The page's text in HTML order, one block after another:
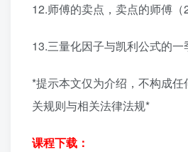
12.师傅的卖点，卖点的师傅
13.三量化因子与凯利公式的
*提示本文仅为介绍，不构成
关规则与相关法律法规*
课程下载：